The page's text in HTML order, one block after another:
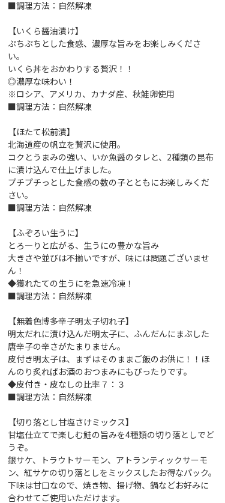
■調理方法：自然解凍
【いくら醤油漬け】
ぷちぷちとした食感、濃厚な旨みをお楽しみくださ
い。
いくら丼をおかわりする贅沢！！
◎濃厚な味わい！
※ロシア、アメリカ、カナダ産、秋鮭卵使用
■調理方法：自然解凍
【ほたて松前漬】
北海道産の帆立を贅沢に使用。
コクとうまみの強い、いか魚醤のタレと、2種類の昆布
に漬け込んで仕上げました。
プチプチっとした食感の数の子とともにお楽しみくだ
さい。
■調理方法：自然解凍
【ふぞろい生うに】
とろ―りと広がる、生うにの豊かな旨み
大きさや並びは不揃いですが、味には問題ございませ
ん！
◆獲れたての生うにを急速冷凍！
■調理方法：自然解凍
【無着色博多辛子明太子切れ子】
明太だれに漬け込んだ明太子に、ふんだんにまぶした
唐辛子の辛さがたまりません。
皮付き明太子は、まずはそのままご飯のお供に！！ほ
んのり炙ればお酒のおつまみにもぴったりです。
◆皮付き・皮なしの比率７：３
■調理方法：自然解凍
【切り落とし甘塩さけミックス】
甘塩仕立てで楽しむ鮭の旨みを4種類の切り落としでど
うぞ。
銀サケ、トラウトサーモン、アトランティックサーモ
ン、紅サケの切り落としをミックスしたお得なパック。
下味は甘口なので、焼き物、揚げ物、鍋などお好みに
合わせてご使用いただけます。